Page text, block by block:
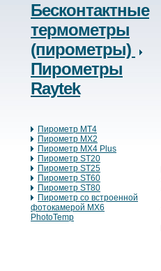
Бесконтактные
термометры
(пирометры)
Пирометры
Raytek
Пирометр MT4
Пирометр MX2
Пирометр MX4 Plus
Пирометр ST20
Пирометр ST25
Пирометр ST60
Пирометр ST80
Пирометр со встроенной
фотокамерой MX6
PhotoTemp